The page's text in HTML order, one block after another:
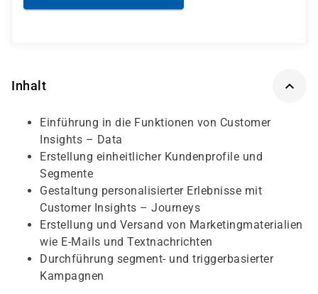
Inhalt
Einführung in die Funktionen von Customer
Insights – Data
Erstellung einheitlicher Kundenprofile und
Segmente
Gestaltung personalisierter Erlebnisse mit
Customer Insights – Journeys
Erstellung und Versand von Marketingmaterialien
wie E-Mails und Textnachrichten
Durchführung segment- und triggerbasierter
Kampagnen